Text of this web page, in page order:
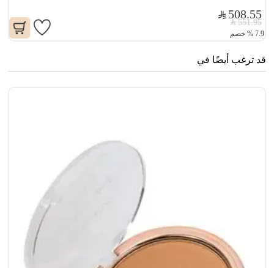
508.55
551.95
7.9
% خصم
قد ترغب أيضًا في